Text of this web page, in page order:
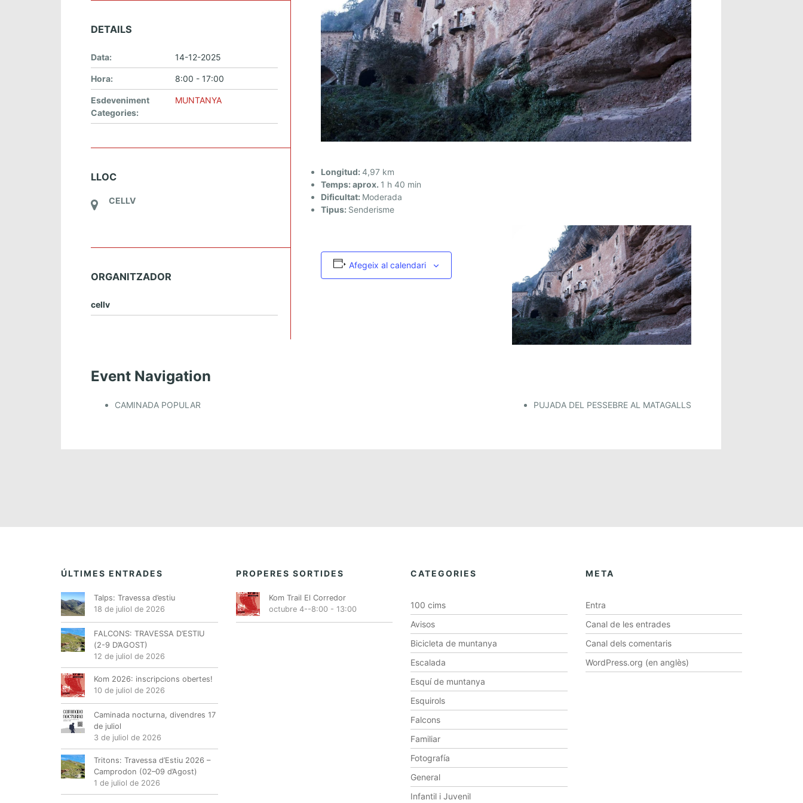
Longitud: 4,97 km
Temps: aprox. 1 h 40 min
Dificultat: Moderada
Tipus: Senderisme
Afegeix al calendari
DETAILS
Data: 14-12-2025
Hora: 8:00 - 17:00
Esdeveniment
Categories:
MUNTANYA
LLOC
CELLV
ORGANITZADOR
cellv
Event Navigation
CAMINADA POPULAR PUJADA DEL PESSEBRE AL MATAGALLS
ÚLTIMES ENTRADES
Talps: Travessa d’estiu
18 de juliol de 2026
FALCONS: TRAVESSA D’ESTIU
(2-9 D’AGOST)
12 de juliol de 2026
Kom 2026: inscripcions obertes!
10 de juliol de 2026
Caminada nocturna, divendres 17
de juliol
3 de juliol de 2026
Tritons: Travessa d’Estiu 2026 –
Camprodon (02–09 d’Agost)
1 de juliol de 2026
PROPERES SORTIDES
Kom Trail El Corredor
octubre 4--8:00- 13:00
CATEGORIES
100 cims
Avisos
Bicicleta de muntanya
Escalada
Esquí de muntanya
Esquirols
Falcons
Familiar
Fotografía
General
Infantil i Juvenil
META
Entra
Canal de les entrades
Canal dels comentaris
WordPress.org (en anglès)